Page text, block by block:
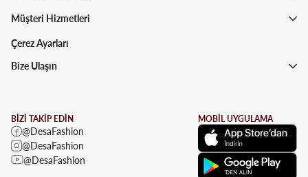
Müşteri Hizmetleri
Çerez Ayarları
Bize Ulaşın
BİZİ TAKİP EDİN
@DesaFashion
@DesaFashion
@DesaFashion
MOBİL UYGULAMA